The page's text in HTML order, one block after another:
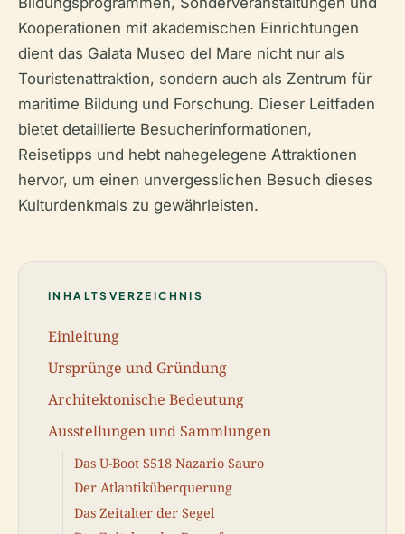
Kooperationen mit akademischen Einrichtungen
dient das Galata Museo del Mare nicht nur als
Touristenattraktion, sondern auch als Zentrum für
maritime Bildung und Forschung. Dieser Leitfaden
bietet detaillierte Besucherinformationen,
Reisetipps und hebt nahegelegene Attraktionen
hervor, um einen unvergesslichen Besuch dieses
Kulturdenkmals zu gewährleisten.
INHALTSVERZEICHNIS
Einleitung
Ursprünge und Gründung
Architektonische Bedeutung
Ausstellungen und Sammlungen
Das U-Boot S518 Nazario Sauro
Der Atlantiküberquerung
Das Zeitalter der Segel